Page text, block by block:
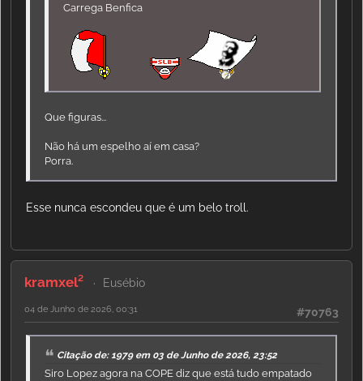
Carrega Benfica
Que figuras...
Não há um espelho aí em casa?
Porra.
Esse nunca escondeu que é um belo troll.
kramxel² Eusébio
#70763
04 de Junho de 2026, 00:31
Citação de: 1979 em 03 de Junho de 2026, 23:52
Siro Lopez agora na COPE diz que está tudo empatado